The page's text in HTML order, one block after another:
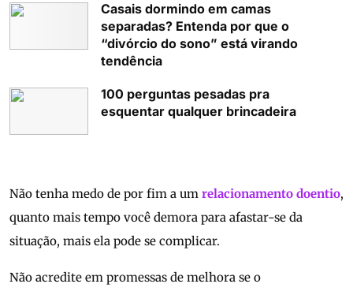
Casais dormindo em camas
separadas? Entenda por que o
“divórcio do sono” está virando
tendência
100 perguntas pesadas pra
esquentar qualquer brincadeira
Não tenha medo de por fim a um relacionamento doentio,
quanto mais tempo você demora para afastar-se da
situação, mais ela pode se complicar.
Não acredite em promessas de melhora se o